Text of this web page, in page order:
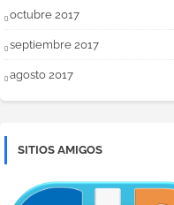
octubre 2017
septiembre 2017
agosto 2017
SITIOS AMIGOS